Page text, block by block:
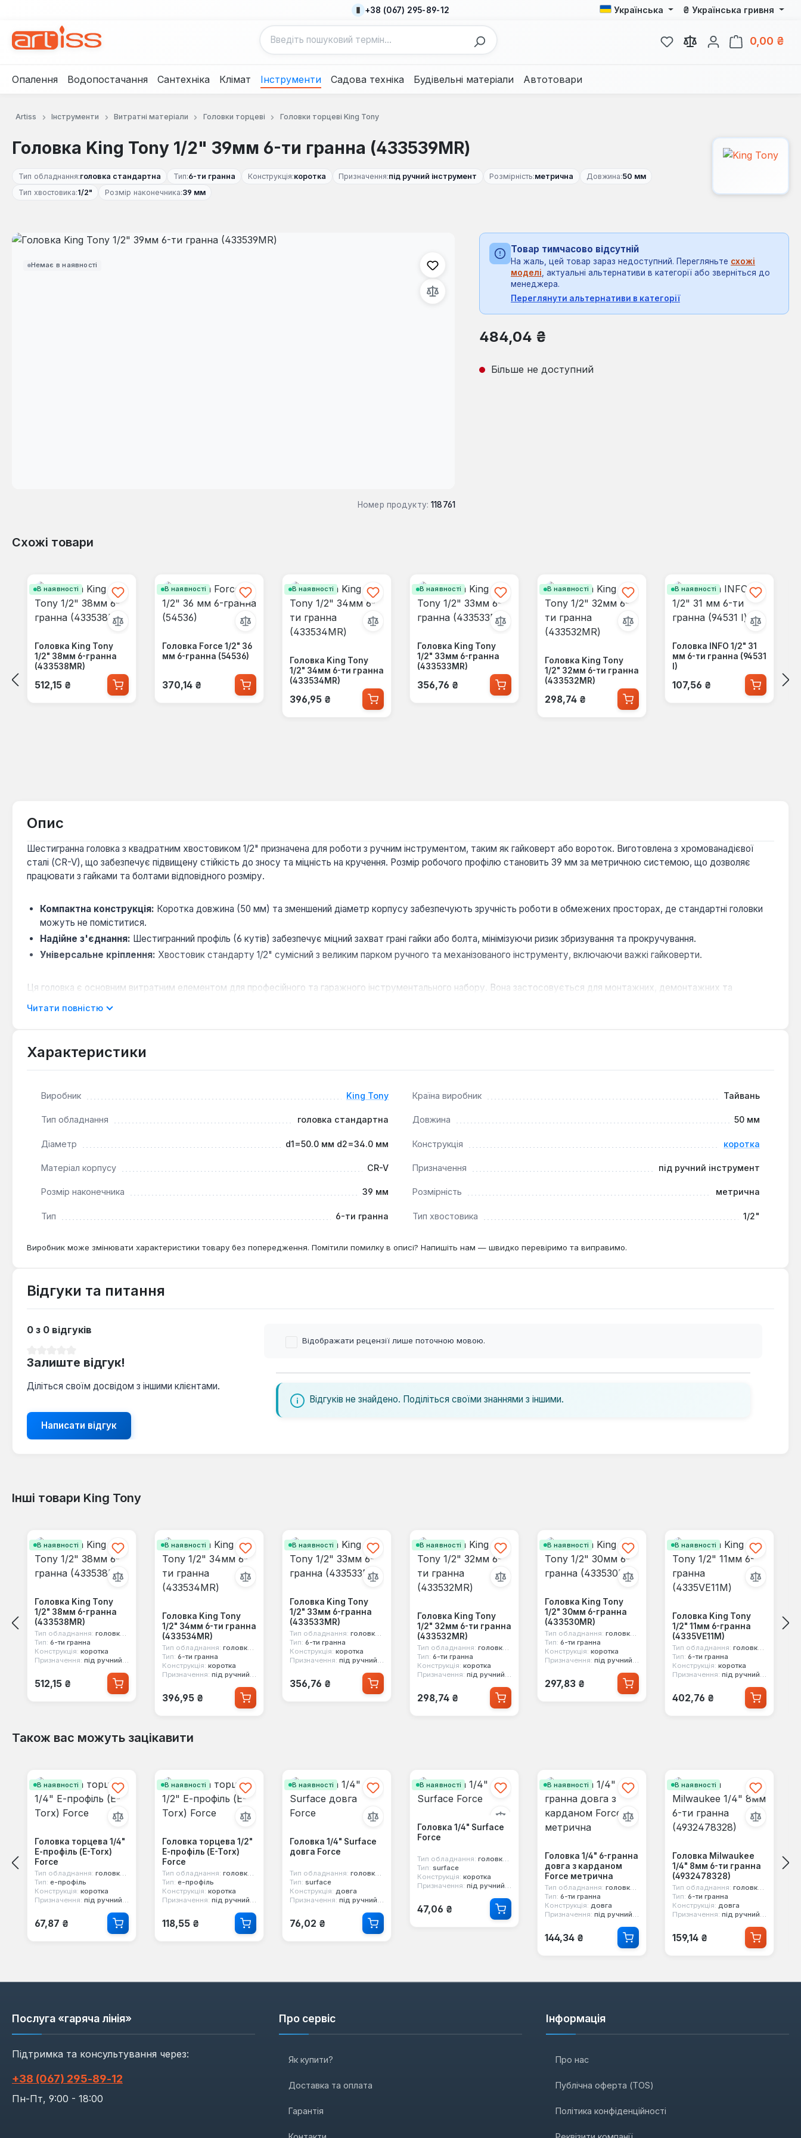
+38 (067) 295-89-12 Українська ₴ Українська гривня
У вас є 0 у списку бажань
0,00 ₴
Опалення Водопостачання Сантехніка Клімат Інструменти Садова техніка Будівельні матеріали Автотовари
Artiss Інструменти Витратні матеріали Головки торцеві Головки торцеві King Tony
Головка King Tony 1/2" 39мм 6-ти гранна (433539MR)
Тип обладнання:головка стандартна Тип:6-ти гранна Конструкція:коротка Призначення:під ручний інструмент Розмірність:метрична Довжина:50 мм
Тип хвостовика:1/2" Розмір наконечника:39 мм
Немає в наявності
Пропустити галерею зображень
Номер продукту: 118761
Товар тимчасово відсутній
На жаль, цей товар зараз недоступний. Перегляньте схожі
моделі , актуальні альтернативи в категорії або зверніться до
менеджера.
Переглянути альтернативи в категорії
Звичайна ціна:
484,04 ₴
Більше не доступний
Схожі товари
В наявності
Головка King Tony
1/2" 38мм 6-гранна
(433538MR)
Звичайна ціна:
512,15 ₴
В наявності
Головка Force 1/2" 36
мм 6-гранна (54536)
Звичайна ціна:
370,14 ₴
В наявності
Головка King Tony
1/2" 34мм 6-ти гранна
(433534MR)
Звичайна ціна:
396,95 ₴
В наявності
Головка King Tony
1/2" 33мм 6-гранна
(433533MR)
Звичайна ціна:
356,76 ₴
В наявності
Головка King Tony
1/2" 32мм 6-ти гранна
(433532MR)
Звичайна ціна:
298,74 ₴
В наявності
Головка INFO 1/2" 31
мм 6-ти гранна (94531
I)
Звичайна ціна:
107,56 ₴
Опис
Шестигранна головка з квадратним хвостовиком 1/2" призначена для роботи з ручним інструментом, таким як гайковерт або вороток. Виготовлена з хромованадієвої
сталі (CR-V), що забезпечує підвищену стійкість до зносу та міцність на кручення. Розмір робочого профілю становить 39 мм за метричною системою, що дозволяє
працювати з гайками та болтами відповідного розміру.
Компактна конструкція: Коротка довжина (50 мм) та зменшений діаметр корпусу забезпечують зручність роботи в обмежених просторах, де стандартні головки
можуть не поміститися.
Надійне з'єднання: Шестигранний профіль (6 кутів) забезпечує міцний захват грані гайки або болта, мінімізуючи ризик збризування та прокручування.
Універсальне кріплення: Хвостовик стандарту 1/2" сумісний з великим парком ручного та механізованого інструменту, включаючи важкі гайковерти.
Ця головка є основним витратним елементом для професійного та гаражного інструментального набору. Вона застосовується для монтажних, демонтажних та
підходить для регулярного використання в умовах значного навантаження.
Читати повністю
Характеристики
Виробник King Tony Країна виробник Тайвань
Тип обладнання головка стандартна Довжина 50 мм
Діаметр d1=50.0 мм d2=34.0 мм Конструкція коротка
Матеріал корпусу CR-V Призначення під ручний інструмент
Розмір наконечника 39 мм Розмірність метрична
Тип 6-ти гранна Тип хвостовика 1/2"
Виробник може змінювати характеристики товару без попередження. Помітили помилку в описі? Напишіть нам — швидко перевіримо та виправимо.
Відгуки та питання
0 з 0 відгуків
Залиште відгук!
Діліться своїм досвідом з іншими клієнтами.
Написати відгук
Відображати рецензії лише поточною мовою.
Відгуків не знайдено. Поділіться своїми знаннями з іншими.
Інші товари King Tony
В наявності
Головка King Tony
1/2" 38мм 6-гранна
(433538MR)
Тип обладнання: головка стандартна
Тип: 6-ти гранна
Конструкція: коротка
Призначення: під ручний інструмент
Звичайна ціна:
512,15 ₴
В наявності
Головка King Tony
1/2" 34мм 6-ти гранна
(433534MR)
Тип обладнання: головка стандартна
Тип: 6-ти гранна
Конструкція: коротка
Призначення: під ручний інструмент
Звичайна ціна:
396,95 ₴
В наявності
Головка King Tony
1/2" 33мм 6-гранна
(433533MR)
Тип обладнання: головка стандартна
Тип: 6-ти гранна
Конструкція: коротка
Призначення: під ручний інструмент
Звичайна ціна:
356,76 ₴
В наявності
Головка King Tony
1/2" 32мм 6-ти гранна
(433532MR)
Тип обладнання: головка стандартна
Тип: 6-ти гранна
Конструкція: коротка
Призначення: під ручний інструмент
Звичайна ціна:
298,74 ₴
В наявності
Головка King Tony
1/2" 30мм 6-гранна
(433530MR)
Тип обладнання: головка стандартна
Тип: 6-ти гранна
Конструкція: коротка
Призначення: під ручний інструмент
Звичайна ціна:
297,83 ₴
В наявності
Головка King Tony
1/2" 11мм 6-гранна
(4335VE11M)
Тип обладнання: головка стандартна
Тип: 6-ти гранна
Конструкція: коротка
Призначення: під ручний інструмент
Звичайна ціна:
402,76 ₴
Також вас можуть зацікавити
В наявності
Головка торцева 1/4"
Е-профіль (E-Torx)
Force
Тип обладнання: головка стандартна
Тип: е-профіль
Конструкція: коротка
Призначення: під ручний інструмент
Звичайна ціна:
67,87 ₴
В наявності
Головка торцева 1/2"
Е-профіль (E-Torx)
Force
Тип обладнання: головка стандартна
Тип: е-профіль
Конструкція: коротка
Призначення: під ручний інструмент
Звичайна ціна:
118,55 ₴
В наявності
Головка 1/4" Surface
довга Force
Тип обладнання: головка стандартна
Тип: surface
Конструкція: довга
Призначення: під ручний інструмент
Звичайна ціна:
76,02 ₴
В наявності
Головка 1/4" Surface
Force
Тип обладнання: головка стандартна
Тип: surface
Конструкція: коротка
Призначення: під ручний інструмент
Звичайна ціна:
47,06 ₴
В наявності
Головка 1/4" 6-гранна
довга з карданом
Force метрична
Тип обладнання: головка стандартна
Тип: 6-ти гранна
Конструкція: довга
Призначення: під ручний інструмент, з карданом
Звичайна ціна:
144,34 ₴
В наявності
Головка Milwaukee
1/4" 8мм 6-ти гранна
(4932478328)
Тип обладнання: головка стандартна
Тип: 6-ти гранна
Конструкція: довга
Призначення: під ручний інструмент
Звичайна ціна:
159,14 ₴
Послуга «гаряча лінія»
Підтримка та консультування через:
+38 (067) 295‑89‑12
Пн-Пт, 9:00 - 18:00
Про сервіс
Як купити?
Доставка та оплата
Гарантія
Інформація
Про нас
Публічна оферта (TOS)
Політика конфіденційності